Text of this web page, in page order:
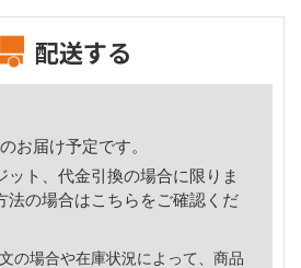
配送する
お届け予定です。
ット、代金引換の場合に限りま
法の場合はこちら をご確認くだ
の場合や在庫状況によって、商品